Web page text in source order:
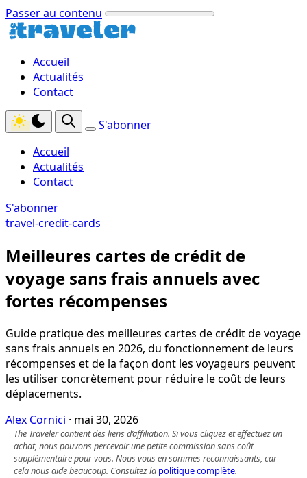
Passer au contenu
Accueil
Actualités
Contact
S'abonner
Accueil
Actualités
Contact
S'abonner
travel-credit-cards
Meilleures cartes de crédit de
voyage sans frais annuels avec
fortes récompenses
Guide pratique des meilleures cartes de crédit de voyage
sans frais annuels en 2026, du fonctionnement de leurs
récompenses et de la façon dont les voyageurs peuvent
les utiliser concrètement pour réduire le coût de leurs
déplacements.
Alex Cornici · mai 30, 2026
The Traveler contient des liens d’affiliation. Si vous cliquez et effectuez un
achat, nous pouvons percevoir une petite commission sans coût
supplémentaire pour vous. Nous vous en sommes reconnaissants, car
cela nous aide beaucoup. Consultez la politique complète.